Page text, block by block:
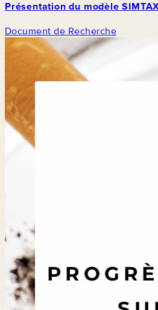
Présentation du modèle
Document de Recherche